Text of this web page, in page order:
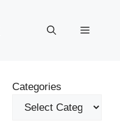
Menu
Categories